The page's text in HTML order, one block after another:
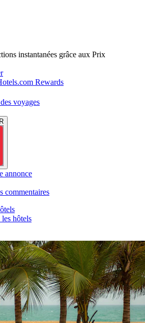
instantanées grâce aux Prix
Rewards
voyages
annonce
commentaires
hôtels